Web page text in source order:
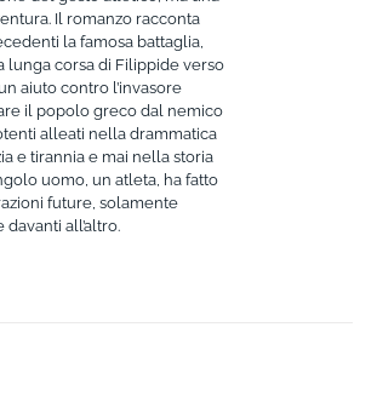
Il romanzo racconta
la famosa battaglia,
lunga corsa di Filippide verso
aiuto contro l’invasore
il popolo greco dal nemico
alleati nella drammatica
e tirannia e mai nella storia
uomo, un atleta, ha fatto
future, solamente
all’altro.